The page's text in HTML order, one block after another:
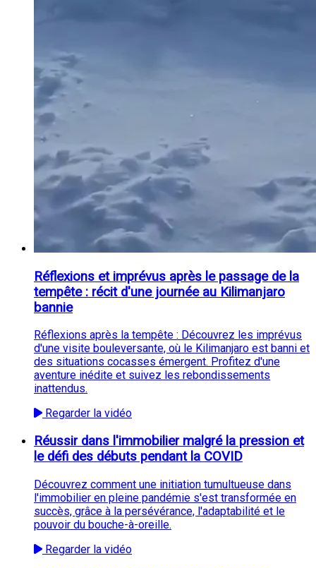
Réflexions et imprévus après le passage de la
tempête : récit d'une journée au Kilimanjaro
bannie
Réflexions après la tempête : Découvrez les imprévus
d'une visite bouleversante, où le Kilimanjaro est banni et
des situations cocasses émergent. Profitez d'une
aventure inédite et suivez les rebondissements
inattendus.
Regarder la vidéo
Réussir dans l'immobilier malgré la pression et
le défi des débuts pendant la COVID
Découvrez comment une initiation tumultueuse dans
l'immobilier en pleine pandémie s'est transformée en
succès, grâce à la persévérance, l'adaptabilité et le
pouvoir du bouche-à-oreille.
Regarder la vidéo